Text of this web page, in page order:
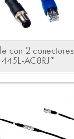
con 2 conectores
445L-AC8RJ*